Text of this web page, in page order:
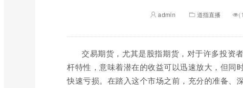
admin 道指直播
交易期货，尤其是股指期货，对于许多投资
杆特性，意味着潜在的收益可以迅速放大，但同
快速亏损。在踏入这个市场之前，充分的准备、